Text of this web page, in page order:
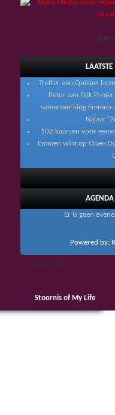
LAATSTE
Treffer van Quispel
Peter van Dijk
samenwerking
Najaar
102 kaarsen voor
Emmen wint op Open
AGENDA
Er is geen
Powered by:
VR 12 DEC
Stoornis of My Life